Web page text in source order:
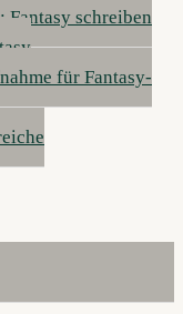
Fantasy schreiben
für Fantasy-